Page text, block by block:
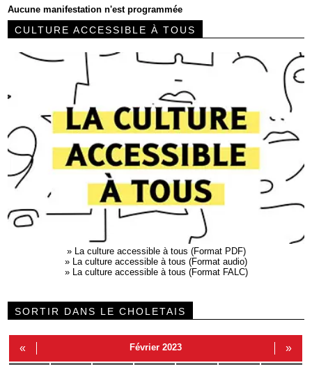
Aucune manifestation n'est programmée
CULTURE ACCESSIBLE À TOUS
»
La culture accessible à tous (Format PDF)
»
La culture accessible à tous (Format audio)
»
La culture accessible à tous (Format FALC)
SORTIR DANS LE CHOLETAIS
« Février 2023 »